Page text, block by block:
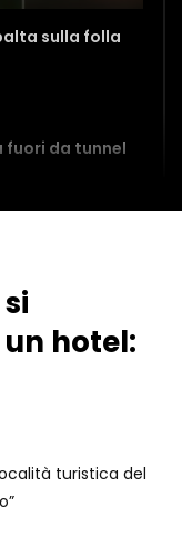
sulla folla
fuori da tunnel
aria il drone
hotel:
turistica del